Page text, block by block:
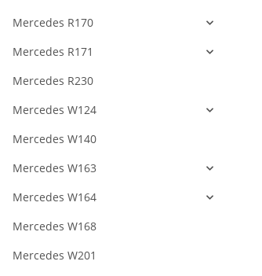
Mercedes R170
Mercedes R171
Mercedes R230
Mercedes W124
Mercedes W140
Mercedes W163
Mercedes W164
Mercedes W168
Mercedes W201